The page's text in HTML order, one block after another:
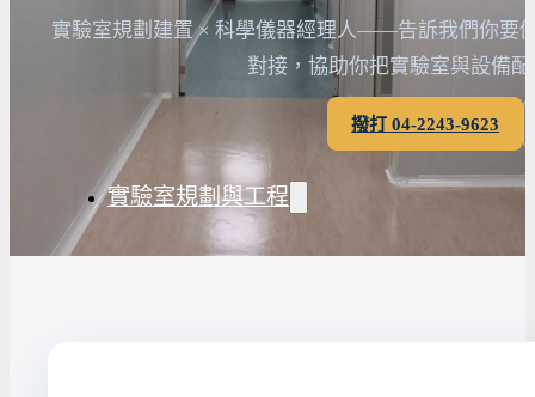
實驗室烘箱｜烤箱
高低溫循環裝置
水氣捕捉器 | 浸入式冷卻器
液態氮相關設備
實驗室規劃與工程
實驗室規劃建置 × 科學儀器經理人——告訴我們你要
對接，協助你把實驗室與設備
撥打 04-2243-9623